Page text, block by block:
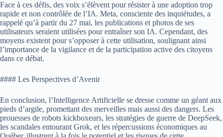
Face à ces défis, des voix s’élèvent pour résister à une adoption trop
rapide et non contrôlée de l’IA. Meta, consciente des inquiétudes, a
rappelé qu’à partir du 27 mai, les publications et photos de ses
utilisateurs seraient utilisées pour entraîner son IA. Cependant, des
moyens existent pour s’opposer à cette utilisation, soulignant ainsi
l’importance de la vigilance et de la participation active des citoyens
dans ce débat.
#### Les Perspectives d’Avenir
En conclusion, l’Intelligence Artificielle se dresse comme un géant aux
pieds d’argile, promettant des merveilles mais aussi des dangers. Les
prouesses de robots kickboxeurs, les stratégies de guerre de DeepSeek,
les scandales entourant Grok, et les répercussions économiques au